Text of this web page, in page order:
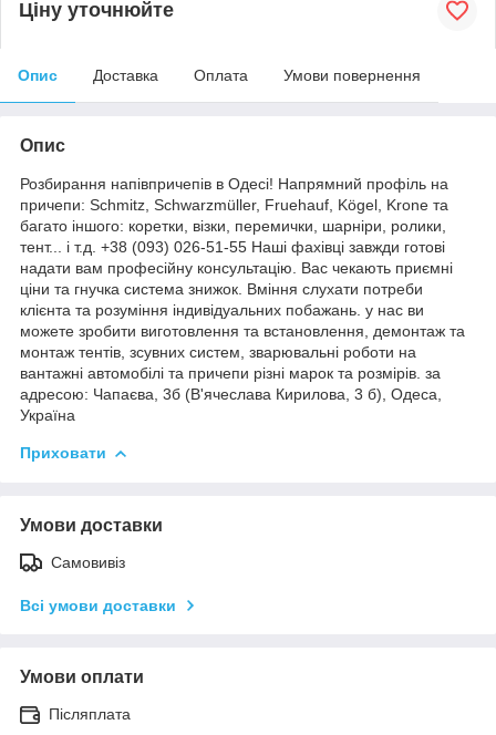
Ціну уточнюйте
Опис Доставка Оплата Умови повернення
Опис
Розбирання напівпричепів в Одесі! Напрямний профіль на
причепи: Schmitz, Schwarzmüller, Fruehauf, Kögel, Krone та
багато іншого: коретки, візки, перемички, шарніри, ролики,
тент... і т.д. +38 (093) 026-51-55 Наші фахівці завжди готові
надати вам професійну консультацію. Вас чекають приємні
ціни та гнучка система знижок. Вміння слухати потреби
клієнта та розуміння індивідуальних побажань. у нас ви
можете зробити виготовлення та встановлення, демонтаж та
монтаж тентів, зсувних систем, зварювальні роботи на
вантажні автомобілі та причепи різні марок та розмірів. за
адресою: Чапаєва, 3б (В'ячеслава Кирилова, 3 б), Одеса,
Україна
Приховати
Умови доставки
Самовивіз
Всі умови доставки
Умови оплати
Післяплата